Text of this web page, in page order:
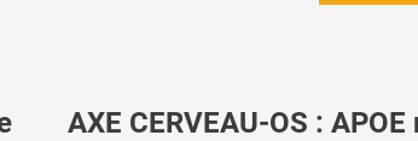
AXE CERVEAU-OS :